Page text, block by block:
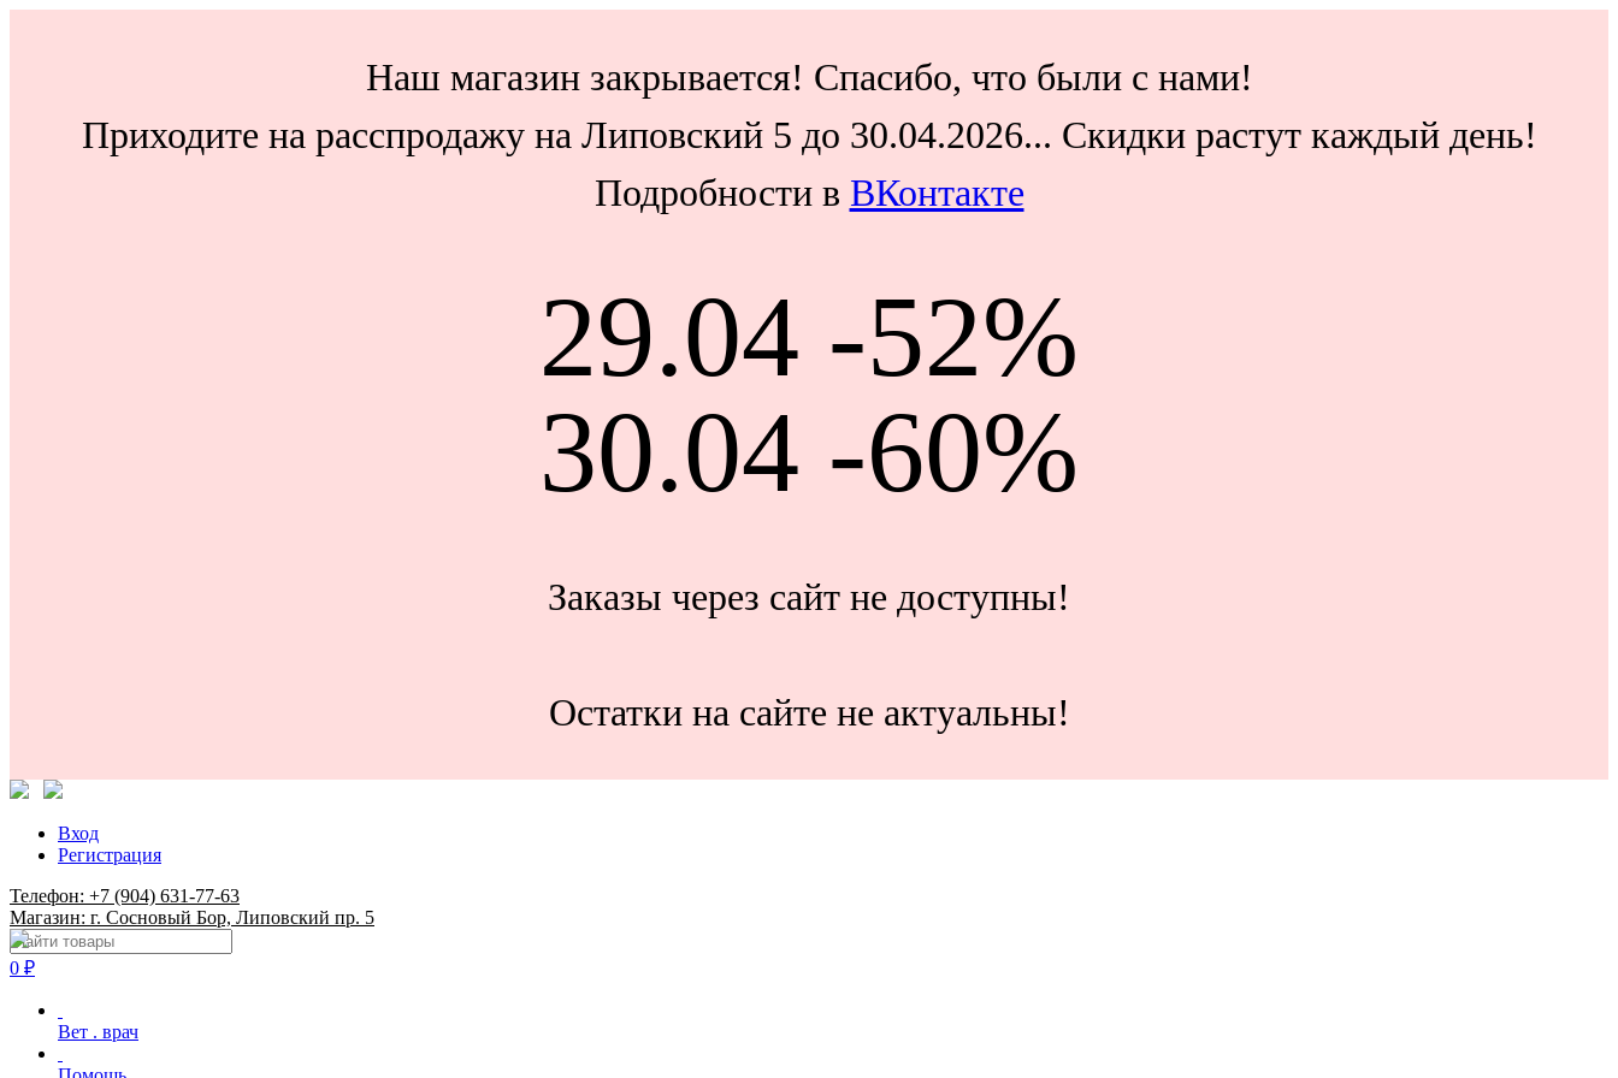
Наш магазин закрывается! Спасибо, что были с нами!
Приходите на расспродажу на Липовский 5 до 30.04.2026... Скидки растут каждый день!
Подробности в ВКонтакте
29.04 -52%
30.04 -60%
Заказы через сайт не доступны!
Остатки на сайте не актуальны!
Вход
Регистрация
Телефон: +7 (904) 631-77-63
Магазин: г. Сосновый Бор, Липовский пр. 5
0 ₽
Вет . врач